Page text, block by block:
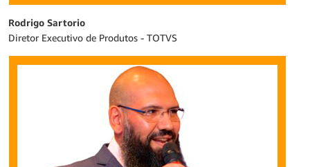
Rodrigo Sartorio
Diretor Executivo de Produtos - TOTVS